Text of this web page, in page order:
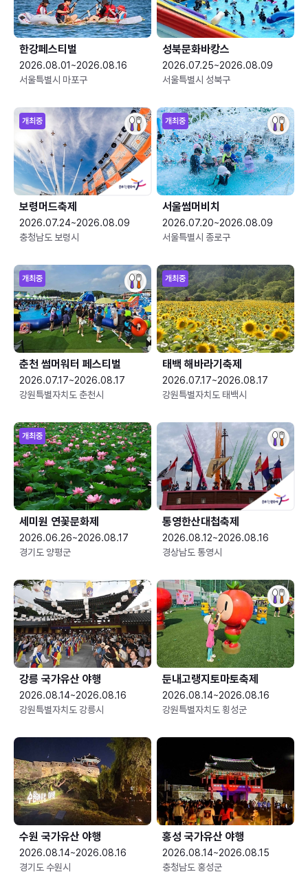
한강페스티벌
2026.08.01~2026.08.16
서울특별시 마포구
성북문화바캉스
2026.07.25~2026.08.09
서울특별시 성북구
개최중
보령머드축제
2026.07.24~2026.08.09
충청남도 보령시
개최중
서울썸머비치
2026.07.20~2026.08.09
서울특별시 종로구
개최중
춘천 썸머워터 페스티벌
2026.07.17~2026.08.17
강원특별자치도 춘천시
개최중
태백 해바라기축제
2026.07.17~2026.08.17
강원특별자치도 태백시
개최중
세미원 연꽃문화제
2026.06.26~2026.08.17
경기도 양평군
통영한산대첩축제
2026.08.12~2026.08.16
경상남도 통영시
강릉 국가유산 야행
2026.08.14~2026.08.16
강원특별자치도 강릉시
둔내고랭지토마토축제
2026.08.14~2026.08.16
강원특별자치도 횡성군
수원 국가유산 야행
2026.08.14~2026.08.16
경기도 수원시
홍성 국가유산 야행
2026.08.14~2026.08.15
충청남도 홍성군